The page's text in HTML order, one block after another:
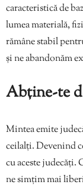
caracteristică de
lumea materială,
rămâne stabil
și ne abandonăm
Abține-te
Mintea emite
ceilalți. Devenind
cu aceste judecăți.
ne simțim mai